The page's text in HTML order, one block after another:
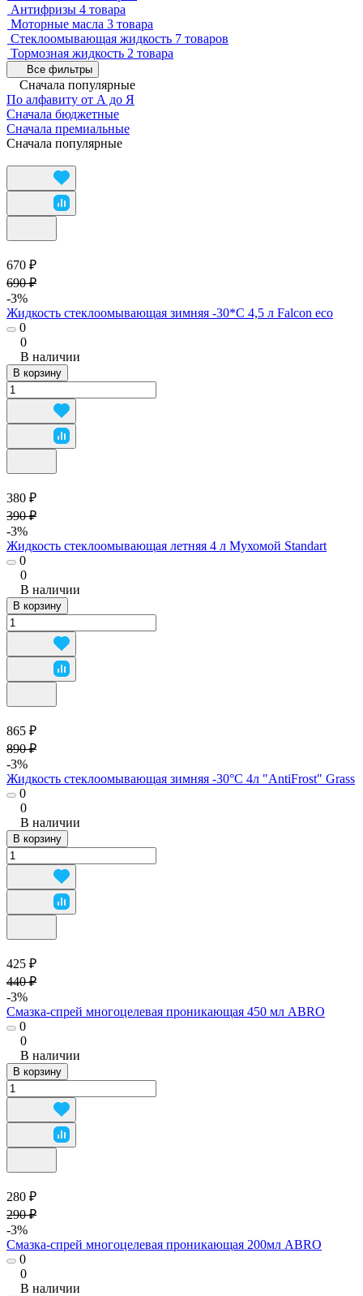
Антифризы 4 товара
Моторные масла 3 товара
Стеклоомывающая жидкость 7 товаров
Тормозная жидкость 2 товара
Все фильтры
Сначала популярные
По алфавиту от А до Я
Сначала бюджетные
Сначала премиальные
Сначала популярные
670 ₽
690 ₽
-3%
Жидкость стеклоомывающая зимняя -30*С 4,5 л Falcon eco
0
0
В наличии
В корзину
380 ₽
390 ₽
-3%
Жидкость стеклоомывающая летняя 4 л Мухомой Standart
0
0
В наличии
В корзину
865 ₽
890 ₽
-3%
Жидкость стеклоомывающая зимняя -30°С 4л "AntiFrost" Grass
0
0
В наличии
В корзину
425 ₽
440 ₽
-3%
Смазка-спрей многоцелевая проникающая 450 мл ABRO
0
0
В наличии
В корзину
280 ₽
290 ₽
-3%
Смазка-спрей многоцелевая проникающая 200мл ABRO
0
0
В наличии